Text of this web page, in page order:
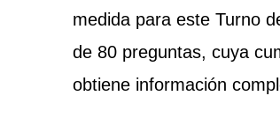
medida para este Turno
de 80 preguntas, cuya
obtiene información